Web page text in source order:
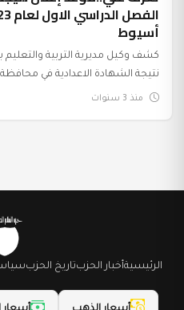
أسيوط
كشف وكيل مديرية التربية
نتيجة الشهادة الاعدادية في
منذ 3 سنوات
الرئيسيةأخبار الحزبتاريخ الحزب